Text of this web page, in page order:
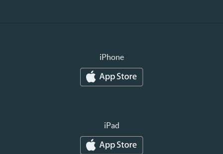
iPhone
iPad